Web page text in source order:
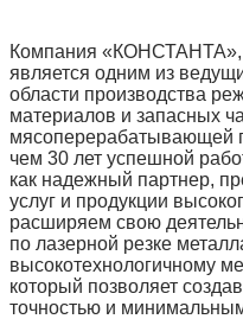
Компания «КОНСТАНТА»,
является одним из
области производства
материалов и запасных
мясоперерабатывающей
чем 30 лет успешной
как надежный партнер,
услуг и продукции
расширяем свою
по лазерной резке
высокотехнологичному
который позволяет
точностью и